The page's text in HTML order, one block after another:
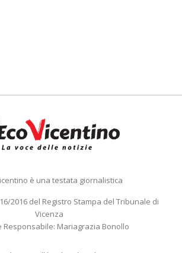
è una testata giornalistica
2016 del Registro Stampa del Tribunale di
Vicenza
Responsabile: Mariagrazia Bonollo